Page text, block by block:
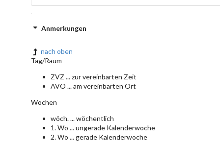
Anmerkungen
nach oben
Tag/Raum
ZVZ ... zur vereinbarten Zeit
AVO ... am vereinbarten Ort
Wochen
wöch. ... wöchentlich
1. Wo ... ungerade Kalenderwoche
2. Wo ... gerade Kalenderwoche